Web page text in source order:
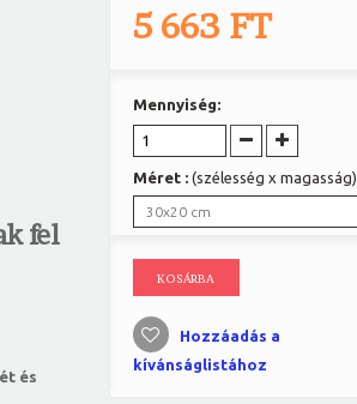
fel
és
5 663 FT
Mennyiség:
Méret : (szélesség x magasság)
30x20 cm
KOSÁRBA
Hozzáadás a
kívánságlistához